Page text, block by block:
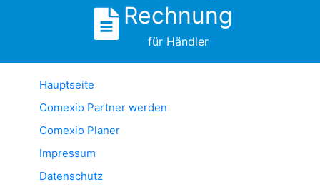
Rechnung
für Händler
Hauptseite
Comexio Partner werden
Comexio Planer
Impressum
Datenschutz